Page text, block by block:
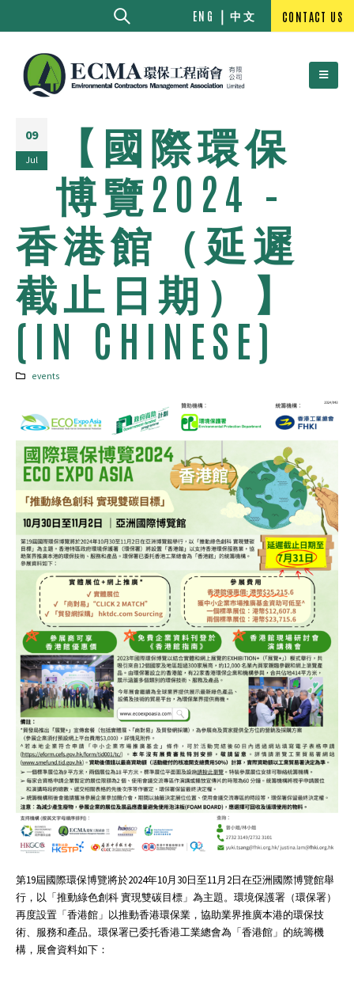
ENG 中文 CONTACT US
09
Jul
【國際環保
博覽2024 –
香港館（延遲
截止日期）】
(IN CHINESE)
events
第19屆國際環保博覽將於2024年10月30日至11月2日在亞洲國際博覽館舉
行，以「推動綠色創科 實現雙碳目標」為主題。環境保護署（環保署）
再度設置「香港館」以推動香港環保業，協助業界推廣本港的環保技
術、服務和產品。環保署已委托香港工業總會為「香港館」的統籌機
構，展會資料如下：